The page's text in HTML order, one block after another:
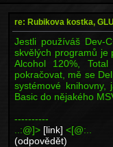
re: Rubikova kostka,
Jestli používáš Dev-
skvělých programů je
Alcohol 120%,
pokračovat, mě se
systémové
Basic do nějakého
----------
..:@]> [link] <[@:..
(odpovědět)